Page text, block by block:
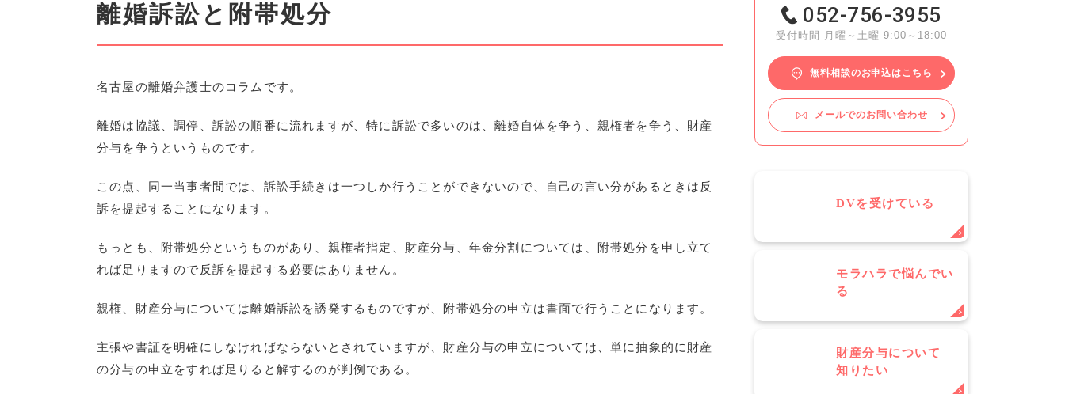
離婚訴訟と附帯処分
名古屋の離婚弁護士のコラムです。
離婚は協議、調停、訴訟の順番に流れますが、特に訴訟で多いのは、離婚自体を争う、親権者を争う、財産
分与を争うというものです。
この点、同一当事者間では、訴訟手続きは一つしか行うことができないので、自己の言い分があるときは反
訴を提起することになります。
もっとも、附帯処分というものがあり、親権者指定、財産分与、年金分割については、附帯処分を申し立て
れば足りますので反訴を提起する必要はありません。
親権、財産分与については離婚訴訟を誘発するものですが、附帯処分の申立は書面で行うことになります。
主張や書証を明確にしなければならないとされていますが、財産分与の申立については、単に抽象的に財産
の分与の申立をすれば足りると解するのが判例である。
052-756-3955
受付時間 月曜～土曜 9:00～18:00
無料相談のお申込はこちら
メールでのお問い合わせ
DVを受けている
モラハラで悩んでい
る
財産分与について
知りたい